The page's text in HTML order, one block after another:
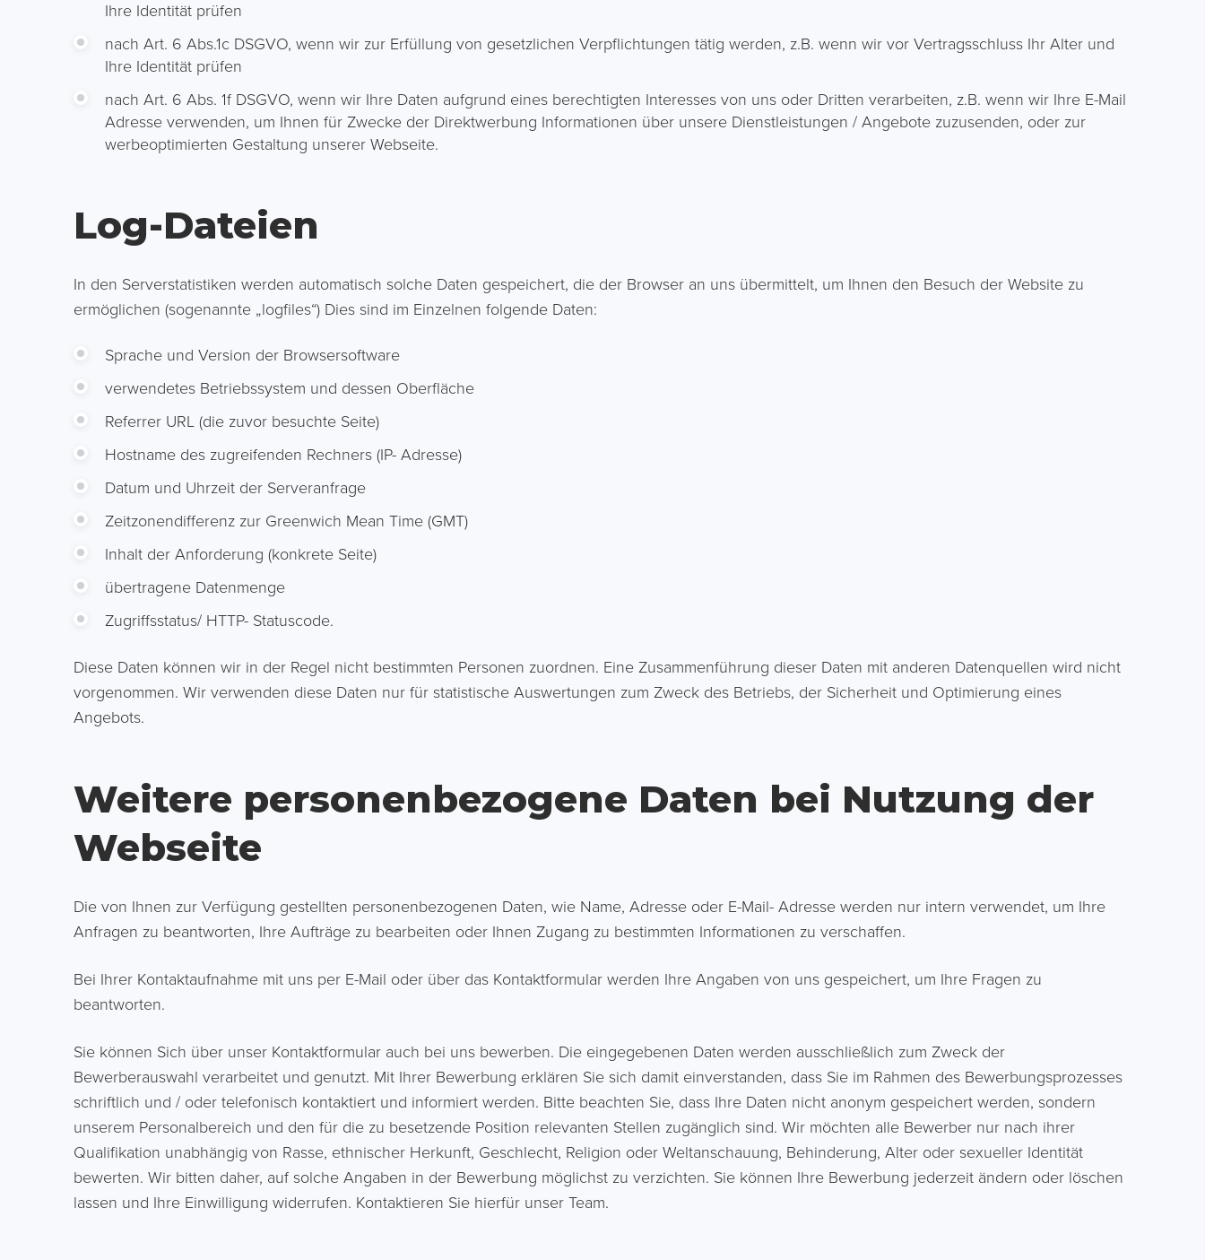
Ihre Identität prüfen
nach Art. 6 Abs.1c DSGVO, wenn wir zur Erfüllung von gesetzlichen Verpflichtungen tätig werden, z.B. wenn wir vor Vertragsschluss Ihr Alter und
Ihre Identität prüfen
nach Art. 6 Abs. 1f DSGVO, wenn wir Ihre Daten aufgrund eines berechtigten Interesses von uns oder Dritten verarbeiten, z.B. wenn wir Ihre E-Mail
Adresse verwenden, um Ihnen für Zwecke der Direktwerbung Informationen über unsere Dienstleistungen / Angebote zuzusenden, oder zur
werbeoptimierten Gestaltung unserer Webseite.
Log-Dateien
In den Serverstatistiken werden automatisch solche Daten gespeichert, die der Browser an uns übermittelt, um Ihnen den Besuch der Website zu
ermöglichen (sogenannte „logfiles“) Dies sind im Einzelnen folgende Daten:
Sprache und Version der Browsersoftware
verwendetes Betriebssystem und dessen Oberfläche
Referrer URL (die zuvor besuchte Seite)
Hostname des zugreifenden Rechners (IP- Adresse)
Datum und Uhrzeit der Serveranfrage
Zeitzonendifferenz zur Greenwich Mean Time (GMT)
Inhalt der Anforderung (konkrete Seite)
übertragene Datenmenge
Zugriffsstatus/ HTTP- Statuscode.
Diese Daten können wir in der Regel nicht bestimmten Personen zuordnen. Eine Zusammenführung dieser Daten mit anderen Datenquellen wird nicht
vorgenommen. Wir verwenden diese Daten nur für statistische Auswertungen zum Zweck des Betriebs, der Sicherheit und Optimierung eines
Angebots.
Weitere personenbezogene Daten bei Nutzung der
Webseite
Die von Ihnen zur Verfügung gestellten personenbezogenen Daten, wie Name, Adresse oder E-Mail- Adresse werden nur intern verwendet, um Ihre
Anfragen zu beantworten, Ihre Aufträge zu bearbeiten oder Ihnen Zugang zu bestimmten Informationen zu verschaffen.
Bei Ihrer Kontaktaufnahme mit uns per E-Mail oder über das Kontaktformular werden Ihre Angaben von uns gespeichert, um Ihre Fragen zu
beantworten.
Sie können Sich über unser Kontaktformular auch bei uns bewerben. Die eingegebenen Daten werden ausschließlich zum Zweck der
Bewerberauswahl verarbeitet und genutzt. Mit Ihrer Bewerbung erklären Sie sich damit einverstanden, dass Sie im Rahmen des Bewerbungsprozesses
schriftlich und / oder telefonisch kontaktiert und informiert werden. Bitte beachten Sie, dass Ihre Daten nicht anonym gespeichert werden, sondern
unserem Personalbereich und den für die zu besetzende Position relevanten Stellen zugänglich sind. Wir möchten alle Bewerber nur nach ihrer
Qualifikation unabhängig von Rasse, ethnischer Herkunft, Geschlecht, Religion oder Weltanschauung, Behinderung, Alter oder sexueller Identität
bewerten. Wir bitten daher, auf solche Angaben in der Bewerbung möglichst zu verzichten. Sie können Ihre Bewerbung jederzeit ändern oder löschen
lassen und Ihre Einwilligung widerrufen. Kontaktieren Sie hierfür unser Team.